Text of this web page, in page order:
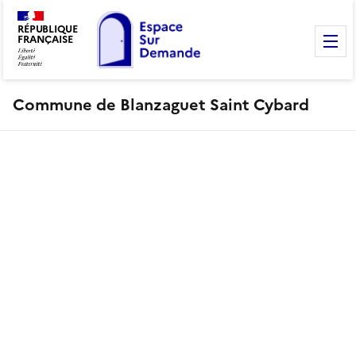
RÉPUBLIQUE
FRANÇAISE
Commune de Blanzaguet Saint Cybard